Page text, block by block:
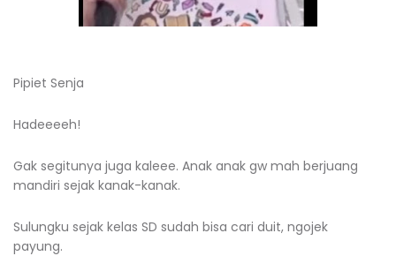
Pipiet Senja
Hadeeeeh!
Gak segitunya juga kaleee. Anak anak gw mah berjuang
mandiri sejak kanak-kanak.
Sulungku sejak kelas SD sudah bisa cari duit, ngojek
payung.